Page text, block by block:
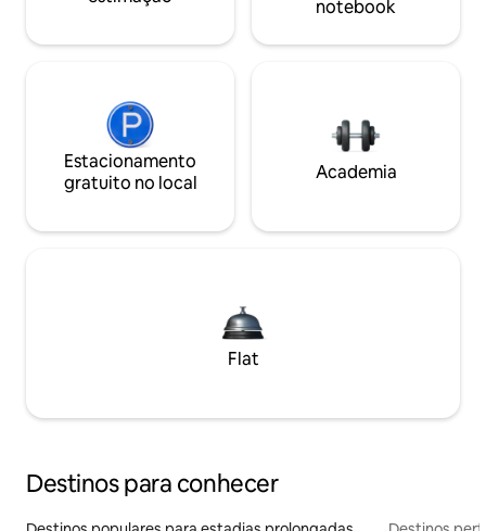
notebook
Estacionamento
gratuito no local
Academia
Flat
Destinos para conhecer